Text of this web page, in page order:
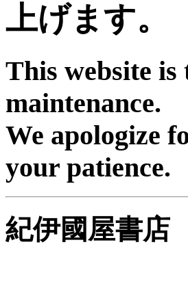
上げます。
This website
maintenance.
We apologize
your patience.
紀伊國屋書店